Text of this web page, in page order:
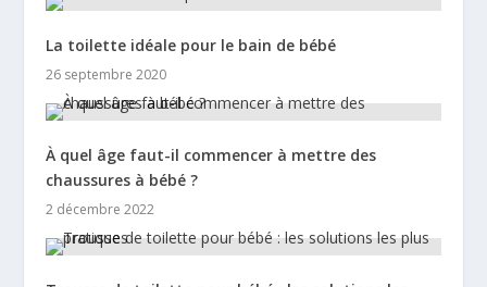
La toilette idéale pour le bain de bébé
26 septembre 2020
À quel âge faut-il commencer à mettre des
chaussures à bébé ?
2 décembre 2022